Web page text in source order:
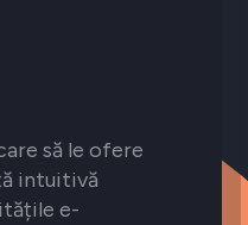
să le ofere
intuitivă
e-